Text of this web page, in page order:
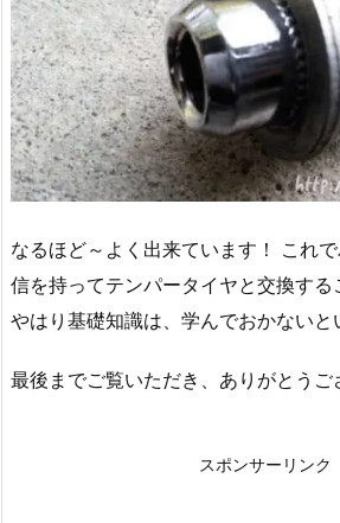
なるほど～よく出来ています！ これ
信を持ってテンパータイヤと交換する
やはり基礎知識は、学んでおかないと
最後までご覧いただき、ありがとうご
スポンサーリンク